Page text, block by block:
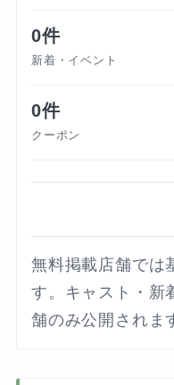
0件
新着・イベント
0件
クーポン
無料掲載店舗では
す。キャスト・新
舗のみ公開されま